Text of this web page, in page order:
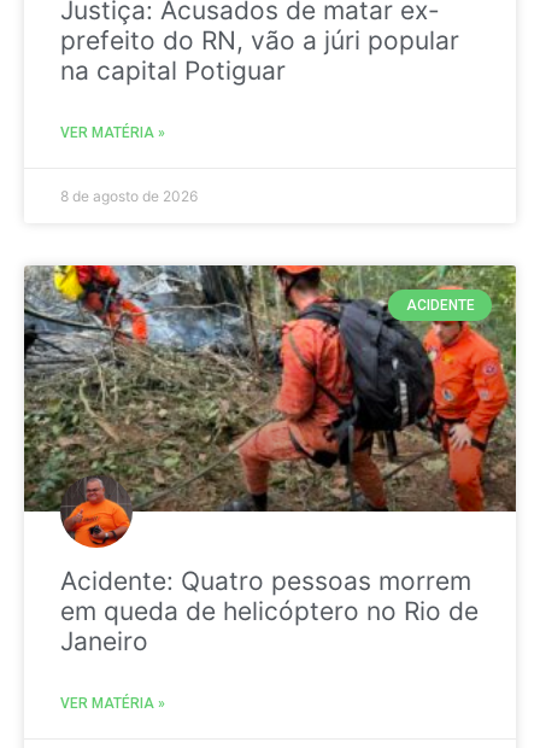
Justiça: Acusados de matar ex-
prefeito do RN, vão a júri popular
na capital Potiguar
VER MATÉRIA »
8 de agosto de 2026
ACIDENTE
Acidente: Quatro pessoas morrem
em queda de helicóptero no Rio de
Janeiro
VER MATÉRIA »